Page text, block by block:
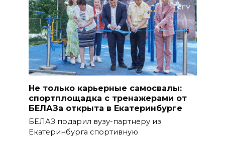
Не только карьерные самосвалы:
спортплощадка с тренажерами от
БЕЛАЗа открыта в Екатеринбурге
БЕЛАЗ подарил вузу-партнеру из
Екатеринбурга спортивную